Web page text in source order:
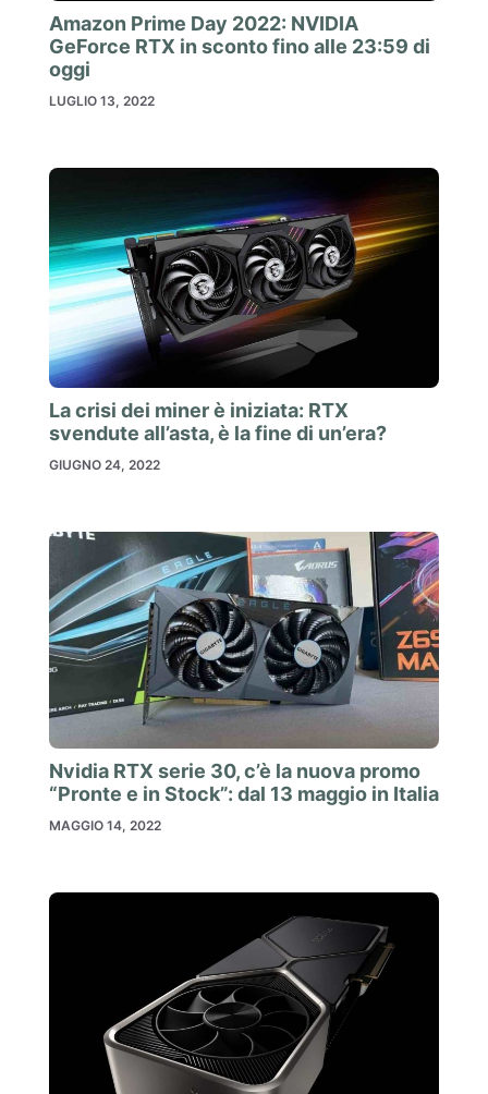
Amazon Prime Day 2022: NVIDIA
GeForce RTX in sconto fino alle 23:59 di
oggi
LUGLIO 13, 2022
La crisi dei miner è iniziata: RTX
svendute all’asta, è la fine di un’era?
GIUGNO 24, 2022
Nvidia RTX serie 30, c’è la nuova promo
“Pronte e in Stock”: dal 13 maggio in Italia
MAGGIO 14, 2022